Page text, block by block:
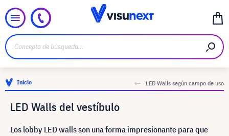
Inicio LED Walls según campo de uso
LED Walls del vestíbulo
Los lobby LED walls son una forma impresionante para que